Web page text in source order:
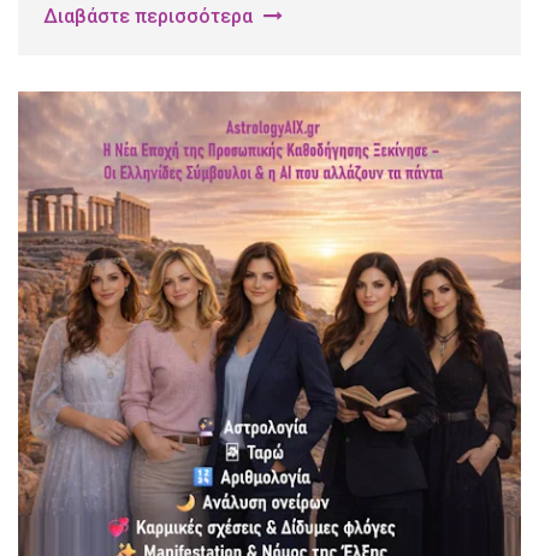
Διαβάστε περισσότερα